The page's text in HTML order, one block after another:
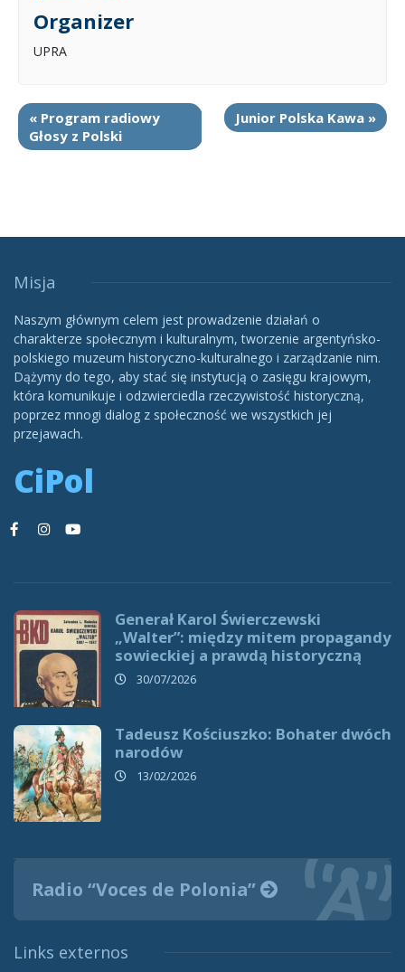
Organizer
UPRA
« Program radiowy
Głosy z Polski
Junior Polska Kawa »
Misja
Naszym głównym celem jest prowadzenie działań o
charakterze społecznym i kulturalnym, tworzenie argentyńsko-
polskiego muzeum historyczno-kulturalnego i zarządzanie nim.
Dążymy do tego, aby stać się instytucją o zasięgu krajowym,
która komunikuje i odzwierciedla rzeczywistość historyczną,
poprzez mnogi dialog z społeczność we wszystkich jej
przejawach.
CiPol
Generał Karol Świerczewski
„Walter”: między mitem propagandy
sowieckiej a prawdą historyczną
30/07/2026
Tadeusz Kościuszko: Bohater dwóch
narodów
13/02/2026
Radio “Voces de Polonia”
Links externos